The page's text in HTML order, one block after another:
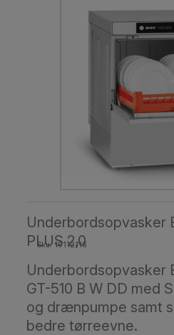
Underbordsopvasker
PLUS 2,0
Sku: 19112116
Underbordsopvasker
GT-510 B W DD med
og drænpumpe samt
bedre tørreevne.